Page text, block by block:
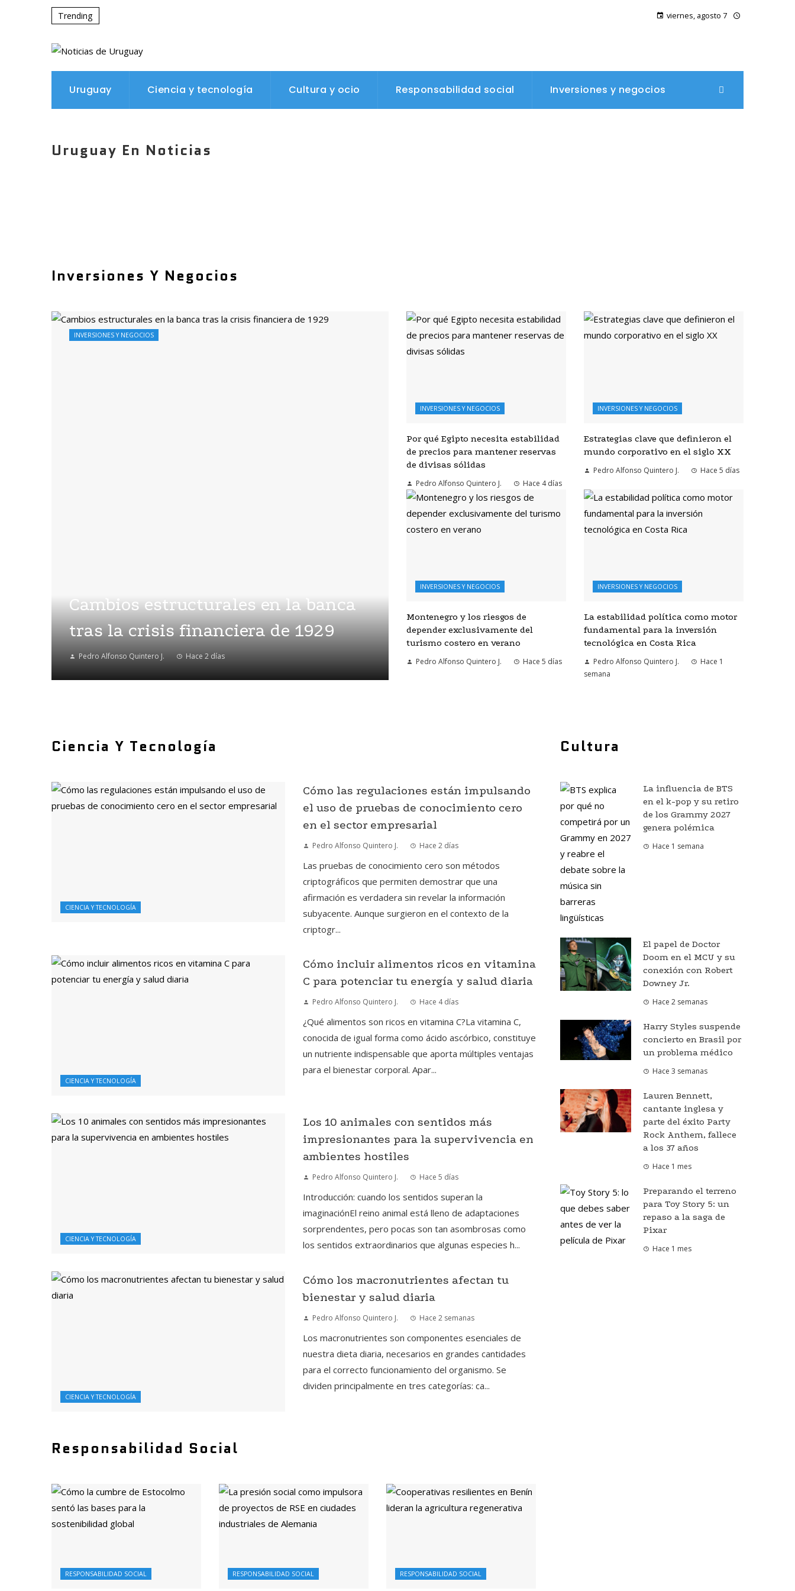
Trending viernes, agosto 7
Uruguay Ciencia y tecnología Cultura y ocio Responsabilidad social Inversiones y negocios
Uruguay En Noticias
Inversiones Y Negocios
Cambios estructurales en la banca
tras la crisis financiera de 1929
Pedro Alfonso Quintero J. Hace 2 días
INVERSIONES Y NEGOCIOS
INVERSIONES Y NEGOCIOS
Por qué Egipto necesita estabilidad
de precios para mantener reservas
de divisas sólidas
Pedro Alfonso Quintero J. Hace 4 días
INVERSIONES Y NEGOCIOS
Estrategias clave que definieron el
mundo corporativo en el siglo XX
Pedro Alfonso Quintero J. Hace 5 días
INVERSIONES Y NEGOCIOS
Montenegro y los riesgos de
depender exclusivamente del
turismo costero en verano
Pedro Alfonso Quintero J. Hace 5 días
INVERSIONES Y NEGOCIOS
La estabilidad política como motor
fundamental para la inversión
tecnológica en Costa Rica
Pedro Alfonso Quintero J.
Hace 1
semana
Ciencia Y Tecnología
CIENCIA Y TECNOLOGÍA
Cómo las regulaciones están impulsando
el uso de pruebas de conocimiento cero
en el sector empresarial
Pedro Alfonso Quintero J. Hace 2 días
Las pruebas de conocimiento cero son métodos
criptográficos que permiten demostrar que una
afirmación es verdadera sin revelar la información
subyacente. Aunque surgieron en el contexto de la
criptogr...
CIENCIA Y TECNOLOGÍA
Cómo incluir alimentos ricos en vitamina
C para potenciar tu energía y salud diaria
Pedro Alfonso Quintero J. Hace 4 días
¿Qué alimentos son ricos en vitamina C?La vitamina C,
conocida de igual forma como ácido ascórbico, constituye
un nutriente indispensable que aporta múltiples ventajas
para el bienestar corporal. Apar...
CIENCIA Y TECNOLOGÍA
Los 10 animales con sentidos más
impresionantes para la supervivencia en
ambientes hostiles
Pedro Alfonso Quintero J. Hace 5 días
Introducción: cuando los sentidos superan la
imaginaciónEl reino animal está lleno de adaptaciones
sorprendentes, pero pocas son tan asombrosas como
los sentidos extraordinarios que algunas especies h...
CIENCIA Y TECNOLOGÍA
Cómo los macronutrientes afectan tu
bienestar y salud diaria
Pedro Alfonso Quintero J. Hace 2 semanas
Los macronutrientes son componentes esenciales de
nuestra dieta diaria, necesarios en grandes cantidades
para el correcto funcionamiento del organismo. Se
dividen principalmente en tres categorías: ca...
Responsabilidad Social
RESPONSABILIDAD SOCIAL RESPONSABILIDAD SOCIAL RESPONSABILIDAD SOCIAL
Cultura
La influencia de BTS
en el k-pop y su retiro
de los Grammy 2027
genera polémica
Hace 1 semana
El papel de Doctor
Doom en el MCU y su
conexión con Robert
Downey Jr.
Hace 2 semanas
Harry Styles suspende
concierto en Brasil por
un problema médico
Hace 3 semanas
Lauren Bennett,
cantante inglesa y
parte del éxito Party
Rock Anthem, fallece
a los 37 años
Hace 1 mes
Preparando el terreno
para Toy Story 5: un
repaso a la saga de
Pixar
Hace 1 mes